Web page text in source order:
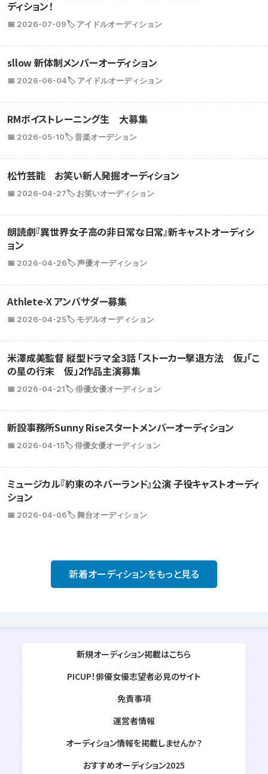
ディション！
📅 2026-07-09🏷️ アイドルオーディション
sllow 新体制メンバーオーディション
📅 2026-06-04🏷️ アイドルオーディション
RMボイストレーニング生 大募集
📅 2026-05-10🏷️ 音楽オーデション
松竹芸能 お笑い新人発掘オーディション
📅 2026-04-27🏷️ お笑いオーディション
朗読劇『異世界女子高の非日常な日常』新キャストオーディシ
ョン
📅 2026-04-26🏷️ 声優オーディション
Athlete-X アンバサダー募集
📅 2026-04-25🏷️ モデルオーディション
米澤成美監督 縦型ドラマ全3話 「ストーカー撃退方法 仮」「こ
の星の行末 仮」2作品主演募集
📅 2026-04-21🏷️ 俳優女優オーディション
新設事務所Sunny Riseスタートメンバーオーディション
📅 2026-04-15🏷️ 俳優女優オーディション
ミュージカル『約束のネバーランド』公演 子役キャストオーディ
ション
📅 2026-04-06🏷️ 舞台オーディション
新着オーディションをもっと見る
新規オーディション掲載はこちら
PICUP！俳優女優志望者必見のサイト
免責事項
運営者情報
オーディション情報を掲載しませんか？
おすすめオーディション2025